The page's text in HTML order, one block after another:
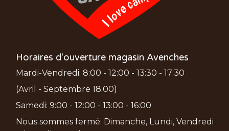
Horaires d'ouverture magasin Avenches
Mardi-Vendredi: 8:00 - 12:00 - 13:30 - 17:30
(Avril - Septembre 18:00)
Samedi: 9:00 - 12:00 - 13:00 - 16:00
Nous sommes fermé: Dimanche, Lundi, Vendredi